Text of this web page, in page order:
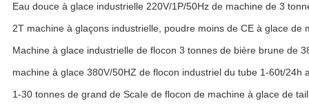
Eau douce à glace industrielle 220V/1P/50Hz de machine de 3
2T machine à glaçons industrielle, poudre moins de CE à glace de
Machine à glace industrielle de flocon 3 tonnes de bière brune de
machine à glace 380V/50HZ de flocon industriel du tube 1-60t/24h
1-30 tonnes de grand de ScaIe de flocon de machine à glace de